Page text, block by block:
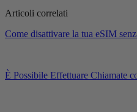
Articoli correlati
Come disattivare la tua eSIM
È Possibile Effettuare Chiamate